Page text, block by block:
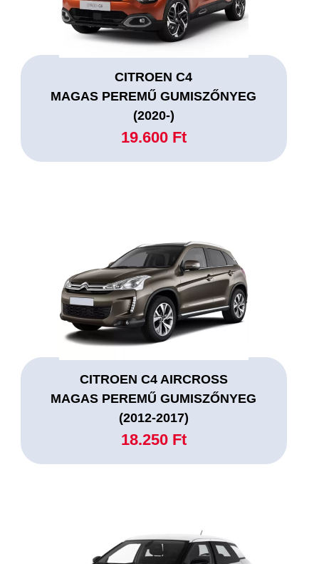
CITROEN C4
MAGAS PEREMŰ GUMISZŐNYEG
(2020-)
19.600 Ft
CITROEN C4 AIRCROSS
MAGAS PEREMŰ GUMISZŐNYEG
(2012-2017)
18.250 Ft